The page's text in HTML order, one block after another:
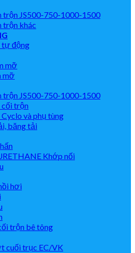
trộn JS500-750-1000-1500
trộn khác
tự động
mỡ
mỡ
trộn JS500-750-1000-1500
trộn
và phụ tùng
băng tải
Khớp nối
hơi
trộn bê tông
cuối trục EC/VK